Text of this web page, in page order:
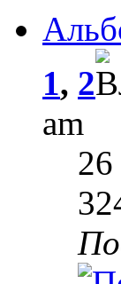
1, 2
am
26